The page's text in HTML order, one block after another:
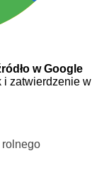
w Google
i zatwierdzenie w
rolnego